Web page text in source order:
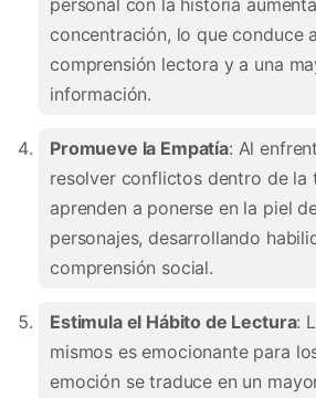
concentración, lo que conduce
comprensión lectora y a una
información.
Promueve la Empatía: Al
resolver conflictos dentro de la
aprenden a ponerse en la piel
personajes, desarrollando
comprensión social.
Estimula el Hábito de Lectura:
mismos es emocionante para
emoción se traduce en un